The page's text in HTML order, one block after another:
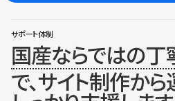
サポート体制
国産ならではの丁
で、サイト制作か